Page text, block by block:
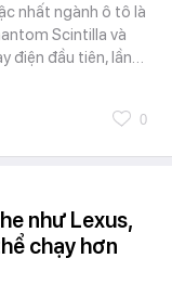
nhất ngành ô tô là
Scintilla và
điện đầu tiên, lần…
0
như Lexus,
chạy hơn